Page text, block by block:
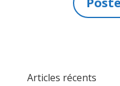
Articles récents